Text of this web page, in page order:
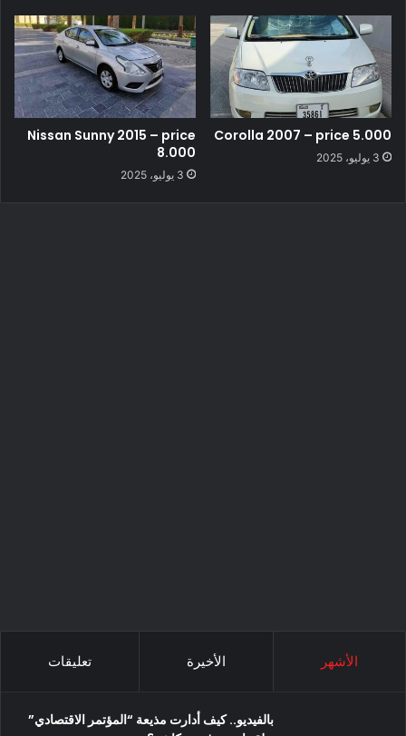
Corolla 2007 – price 5.000
3 يوليو، 2025
Nissan Sunny 2015 – price
8.000
3 يوليو، 2025
الأشهر الأخيرة تعليقات
بالفيديو.. كيف أدارت مذيعة “المؤتمر الاقتصادي”